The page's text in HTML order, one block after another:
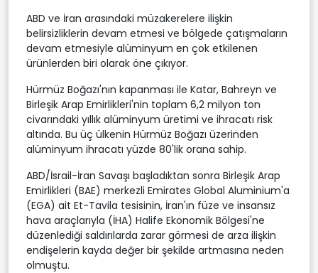
ABD ve İran arasındaki müzakerelere ilişkin
belirsizliklerin devam etmesi ve bölgede çatışmaların
devam etmesiyle alüminyum en çok etkilenen
ürünlerden biri olarak öne çıkıyor.
Hürmüz Boğazı'nın kapanması ile Katar, Bahreyn ve
Birleşik Arap Emirlikleri'nin toplam 6,2 milyon ton
civarındaki yıllık alüminyum üretimi ve ihracatı risk
altında. Bu üç ülkenin Hürmüz Boğazı üzerinden
alüminyum ihracatı yüzde 80'lik orana sahip.
ABD/İsrail-İran Savaşı başladıktan sonra Birleşik Arap
Emirlikleri (BAE) merkezli Emirates Global Aluminium'a
(EGA) ait Et-Tavila tesisinin, İran'ın füze ve insansız
hava araçlarıyla (İHA) Halife Ekonomik Bölgesi'ne
düzenlediği saldırılarda zarar görmesi de arza ilişkin
endişelerin kayda değer bir şekilde artmasına neden
olmuştu.